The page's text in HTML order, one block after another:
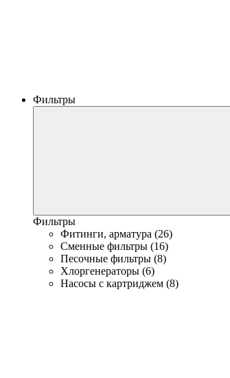
Фильтры
Фильтры
Фитинги, арматура (26)
Сменные фильтры (16)
Песочные фильтры (8)
Хлоргенераторы (6)
Насосы с картриджем (8)